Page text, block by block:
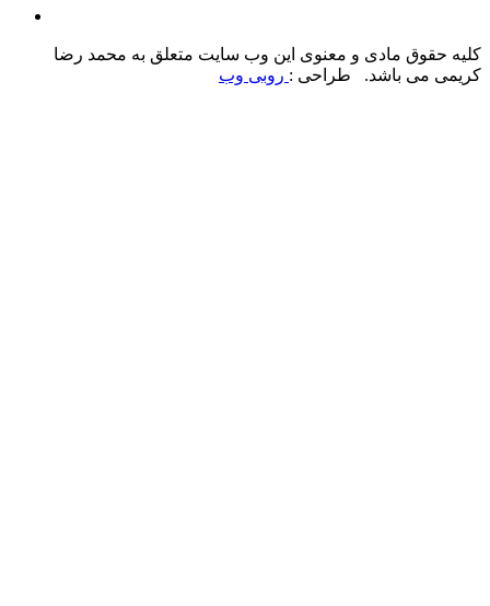
کلیه حقوق مادی و معنوی این وب سایت متعلق به محمد رضا
کریمی می باشد. طراحی : روبی وب